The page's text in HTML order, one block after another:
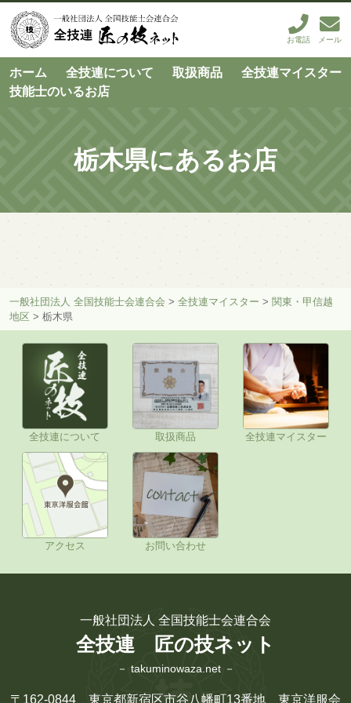
お電話 メール
ホーム 全技連について 取扱商品
全技連マイスター
技能士のいるお店
栃木県にあるお店
一般社団法人 全国技能士会連合会 > 全技連マイスター > 関東・甲信越
地区 > 栃木県
全技連について 取扱商品 全技連マイスター
アクセス お問い合わせ
一般社団法人 全国技能士会連合会
全技連 匠の技ネット
－ takuminowaza.net －
〒162-0844 東京都新宿区市谷八幡町13番地 東京洋服会